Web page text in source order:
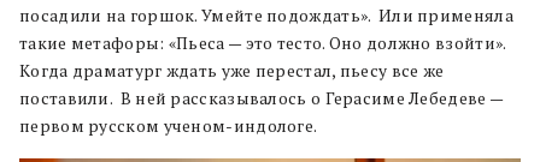
посадили на горшок. Умейте подождать». Или применяла
такие метафоры: «Пьеса — это тесто. Оно должно взойти».
Когда драматург ждать уже перестал, пьесу все же
поставили. В ней рассказывалось о Герасиме Лебедеве —
первом русском ученом-индологе.